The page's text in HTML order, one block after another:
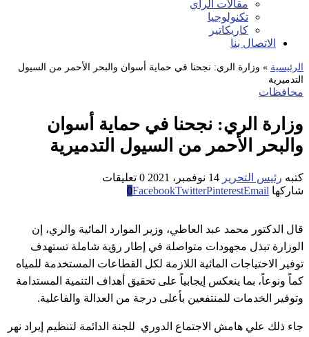
مقالات الراي
تكنولوجيا
كاريكاتير
الاتصال بنا
الرئيسية » وزارة الري: نجحنا في حماية أسوان والبحر الأحمر من السيول
التدميرية
محافظات
وزارة الري: نجحنا في حماية أسوان
والبحر الأحمر من السيول التدميرية
كتبه رئيس التحرير 14 نوفمبر، 2021
0 تعليقات
شاركها
0FacebookTwitterPinterestEmail
قال الدكتور محمد عبد العاطي، وزير الموارد المائية والري، إن
الوزارة تبذل مجهودات متواصلة في إطار رؤية شاملة تستهدف
توفير الاحتياجات المائية اللازمة لكل القطاعات المستخدمة للمياه
كماً ونوعاً، بما ينعكس إيجابياً على تحقيق أهداف التنمية المستدامة
وتوفير الخدمات للمنتفعين بأعلى درجة من العدالة والفاعلية.
جاء ذلك علي هامش الاجتماع الدوري للجنة الدائمة لتنظيم إيراد نهر